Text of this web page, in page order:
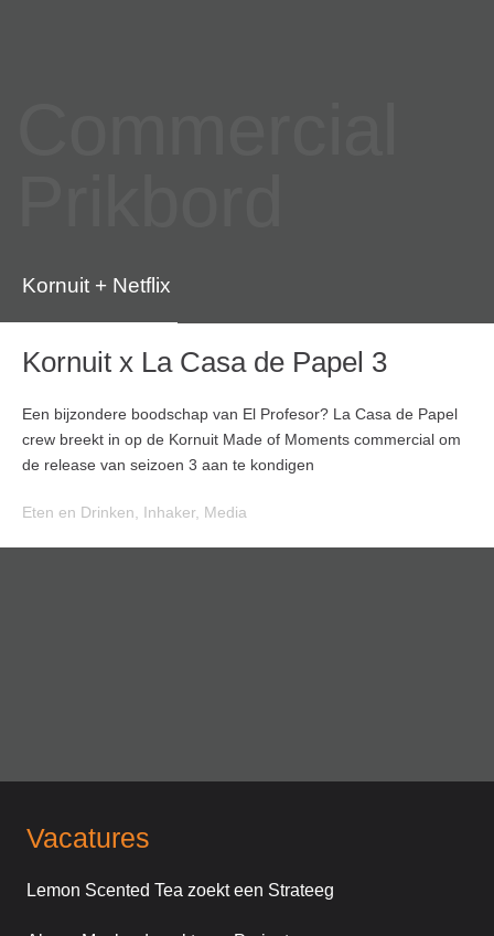
Kornuit + Netflix
Kornuit x La Casa de Papel 3
Een bijzondere boodschap van El Profesor? La Casa de Papel
crew breekt in op de Kornuit Made of Moments commercial om
de release van seizoen 3 aan te kondigen
Eten en Drinken Inhaker, Media
Vacatures
Lemon Scented Tea zoekt een Strateeg